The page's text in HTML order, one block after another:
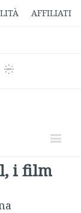
AFFILIATI
Informativa
i film